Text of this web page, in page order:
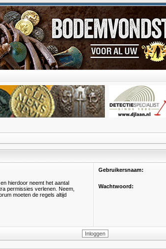
hierdoor neemt het aantal
permissies verlenen. Neem,
moeten de regels altijd
Gebruikersnaam:
Wachtwoord: